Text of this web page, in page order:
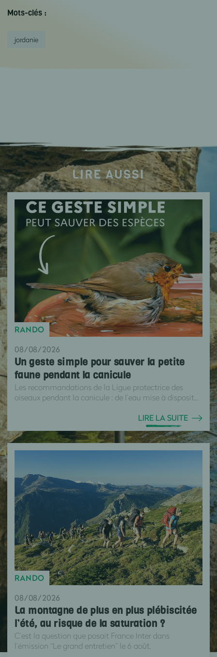
Mots-clés :
jordanie
LIRE AUSSI
RANDO
08/08/2026
Un geste simple pour sauver la petite
faune pendant la canicule
Les recommandations de la Ligue protectrice des
oiseaux pendant la canicule : de l’eau mise à disposit...
LIRE LA SUITE
RANDO
08/08/2026
La montagne de plus en plus plébiscitée
l’été, au risque de la saturation ?
C’est la question que posait France Inter dans
l’émission “Le grand entretien” le 6 août.